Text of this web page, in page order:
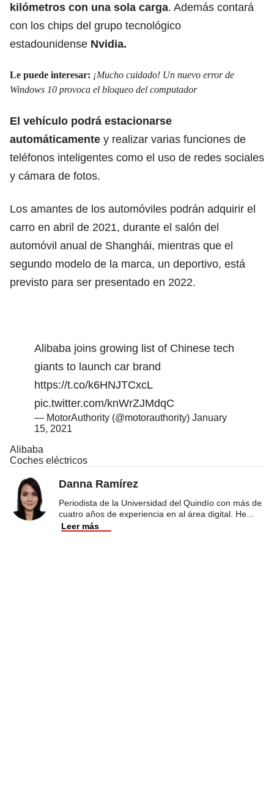
kilómetros con una sola carga. Además contará
con los chips del grupo tecnológico
estadounidense Nvidia.
Le puede interesar: ¡Mucho cuidado! Un nuevo error de
Windows 10 provoca el bloqueo del computador
El vehículo podrá estacionarse
automáticamente y realizar varias funciones de
teléfonos inteligentes como el uso de redes sociales
y cámara de fotos.
Los amantes de los automóviles podrán adquirir el
carro en abril de 2021, durante el salón del
automóvil anual de Shanghái, mientras que el
segundo modelo de la marca, un deportivo, está
previsto para ser presentado en 2022.
Alibaba joins growing list of Chinese tech
giants to launch car brand
https://t.co/k6HNJTCxcL
pic.twitter.com/knWrZJMdqC
— MotorAuthority (@motorauthority) January
15, 2021
Alibaba
Coches eléctricos
Danna Ramírez
Periodista de la Universidad del Quindío con más de
cuatro años de experiencia en al área digital. He
Leer más